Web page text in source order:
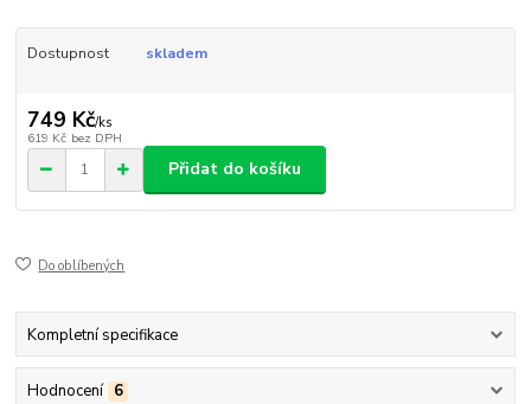
Dostupnost skladem
749 Kč/ks
619 Kč bez DPH
Přidat do košíku
Do oblíbených
Kompletní specifikace
Hodnocení 6